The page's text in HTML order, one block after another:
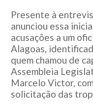
Presente à
anunciou essa
acusações a um
Alagoas,
quem chamou de
Assembleia
Marcelo Victor,
solicitação das